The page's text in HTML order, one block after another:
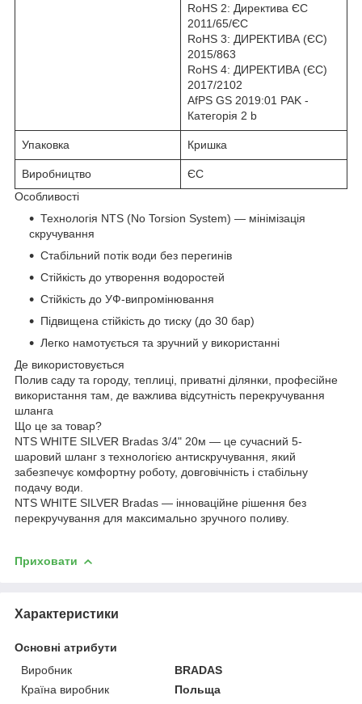
RoHS 2: Директива ЄС
2011/65/ЄС
RoHS 3: ДИРЕКТИВА (ЄС)
2015/863
RoHS 4: ДИРЕКТИВА (ЄС)
2017/2102
AfPS GS 2019:01 PAK -
Категорія 2 b
Упаковка Кришка
Виробництво
ЄС
Особливості
Технологія NTS (No Torsion System) — мінімізація
скручування
Стабільний потік води без перегинів
Стійкість до утворення водоростей
Стійкість до УФ-випромінювання
Підвищена стійкість до тиску (до 30 бар)
Легко намотується та зручний у використанні
Де використовується
Полив саду та городу, теплиці, приватні ділянки, професійне
використання там, де важлива відсутність перекручування
шланга
Що це за товар?
NTS WHITE SILVER Bradas 3/4" 20м — це сучасний 5-
шаровий шланг з технологією антискручування, який
забезпечує комфортну роботу, довговічність і стабільну
подачу води.
NTS WHITE SILVER Bradas — інноваційне рішення без
перекручування для максимально зручного поливу.
Приховати
Характеристики
Основні атрибути
Виробник
BRADAS
Країна виробник
Польща